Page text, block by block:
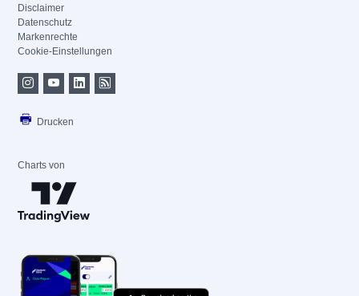
Disclaimer
Datenschutz
Markenrechte
Cookie-Einstellungen
Drucken
Charts von